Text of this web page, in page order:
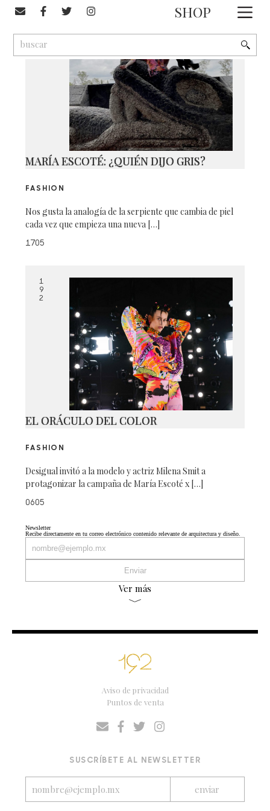
SHOP
MARÍA ESCOTÉ: ¿QUIÉN DIJO GRIS?
FASHION
Nos gusta la analogía de la serpiente que cambia de piel
cada vez que empieza una nueva […]
1705
1
9
2
EL ORÁCULO DEL COLOR
FASHION
Desigual invitó a la modelo y actriz Milena Smit a
protagonizar la campaña de María Escoté x […]
0605
Newsletter
Recibe directamente en tu correo electrónico contenido relevante de arquitectura y diseño.
Ver más
Aviso de privacidad
Puntos de venta
SUSCRÍBETE AL NEWSLETTER